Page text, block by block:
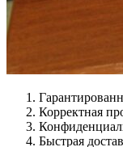
Корректная
Быстрая